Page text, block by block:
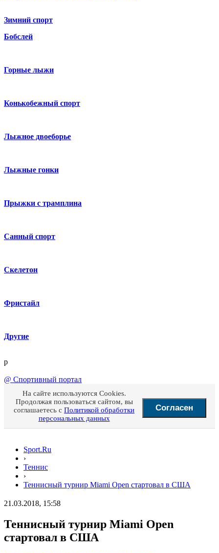
Зимний спорт
Бобслей
Горные лыжи
Конькобежный спорт
Лыжное двоеборье
Лыжные гонки
Прыжки с трамплина
Санный спорт
Скелетон
Фристайл
Другие
p
@ Спортивный портал
На сайте используются Cookies.
Продолжая пользоваться сайтом, вы
соглашаетесь с Политикой обработки
персональных данных
Согласен
Sport.Ru
›
Теннис
›
Теннисный турнир Miami Open стартовал в США
21.03.2018, 15:58
Теннисный турнир Miami Open
стартовал в США